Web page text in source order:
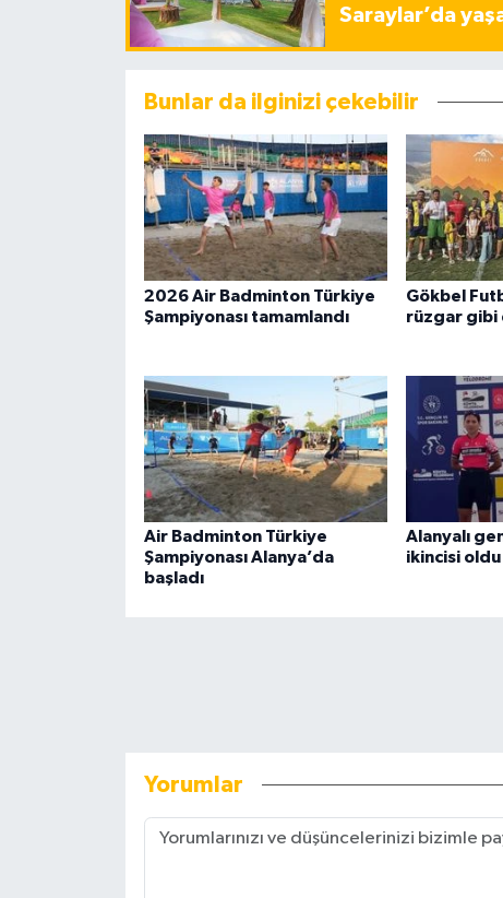
Saraylar’da
Bunlar da ilginizi çekebilir
2026 Air Badminton Türkiye
Şampiyonası tamamlandı
Gökbel
rüzgar gibi
Air Badminton Türkiye
Şampiyonası Alanya’da
başladı
Alanyalı
ikincisi oldu
Yorumlar